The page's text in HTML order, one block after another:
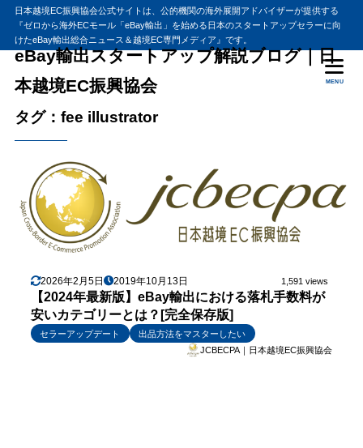
日本越境EC振興協会公式サイトは、公的機関の海外展開アドバイザーが提供する
『ゼロから海外ECモール「eBay輸出」を始める日本のスタートアップセラーに向
けたeBay輸出総合ニュース＆越境EC専門メディア』です。
eBay輸出スタートアップ解説ブログ｜日
本越境EC振興協会
MENU
タグ：fee illustrator
2026年2月5日 2019年10月13日 1,591 views
【2024年最新版】eBay輸出における落札手数料が
安いカテゴリーとは？[完全保存版]
セラーアップデート
出品方法をマスターしたい
JCBECPA｜日本越境EC振興協会